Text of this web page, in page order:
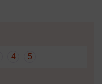
4 5